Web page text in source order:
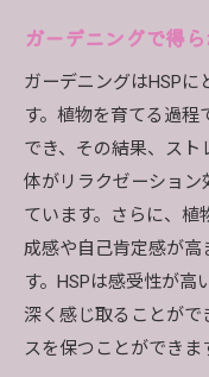
ガーデニングで得
ガーデニングはHSPに
す。植物を育てる過
でき、その結果、スト
体がリラクゼーショ
ています。さらに、植
成感や自己肯定感が高
す。HSPは感受性が高
深く感じ取ることがで
スを保つことができま